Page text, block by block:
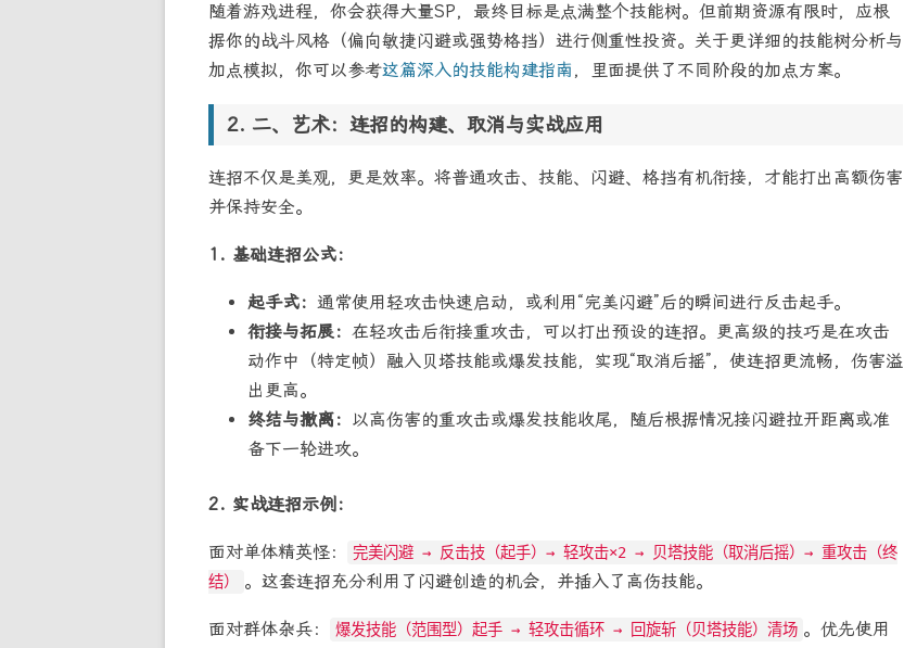
随着游戏进程，你会获得大量SP，最终目标是点满整个技能树。但前期资源有限时，应根
据你的战斗风格（偏向敏捷闪避或强势格挡）进行侧重性投资。关于更详细的技能树分析与
加点模拟，你可以参考这篇深入的技能构建指南 ，里面提供了不同阶段的加点方案。
二、艺术：连招的构建、取消与实战应用
连招不仅是美观，更是效率。将普通攻击、技能、闪避、格挡有机衔接，才能打出高额伤害
并保持安全。
1. 基础连招公式：
起手式： 通常使用轻攻击快速启动，或利用“完美闪避”后的瞬间进行反击起手。
衔接与拓展： 在轻攻击后衔接重攻击，可以打出预设的连招。更高级的技巧是在攻击
动作中（特定帧）融入贝塔技能或爆发技能，实现“取消后摇”，使连招更流畅，伤害溢
出更高。
终结与撤离： 以高伤害的重攻击或爆发技能收尾，随后根据情况接闪避拉开距离或准
备下一轮进攻。
2. 实战连招示例：
面对单体精英怪：
完美闪避 → 反击技（起手）→ 轻攻击×2 → 贝塔技能（取消后摇）→ 重攻击（终
结）
。这套连招充分利用了闪避创造的机会，并插入了高伤技能。
面对群体杂兵： 爆发技能（范围型）起手 → 轻攻击循环 → 回旋斩（贝塔技能）清场 。优先使用